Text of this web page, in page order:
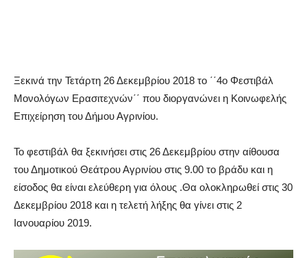
Ξεκινά την Τετάρτη 26 Δεκεμβρίου 2018 το ΄΄4ο Φεστιβάλ
Μονολόγων Ερασιτεχνών΄΄ που διοργανώνει η Κοινωφελής
Επιχείρηση του Δήμου Αγρινίου.
Το φεστιβάλ θα ξεκινήσει στις 26 Δεκεμβρίου στην αίθουσα
του Δημοτικού Θεάτρου Αγρινίου στις 9.00 το βράδυ και η
είσοδος θα είναι ελεύθερη για όλους .Θα ολοκληρωθεί στις 30
Δεκεμβρίου 2018 και η τελετή λήξης θα γίνει στις 2
Ιανουαρίου 2019.